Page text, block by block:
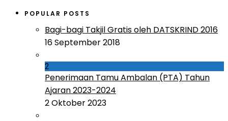
POPULAR POSTS
Bagi-bagi Takjil Gratis oleh DATSKRIND 2016
16 September 2018
2
Penerimaan Tamu Ambalan (PTA) Tahun
Ajaran 2023-2024
2 Oktober 2023